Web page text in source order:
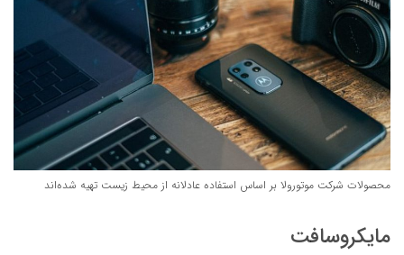
محصولات شرکت موتورولا بر اساس استفاده عادلانه از محیط زیست تهیه شده‌اند
مایکروسافت